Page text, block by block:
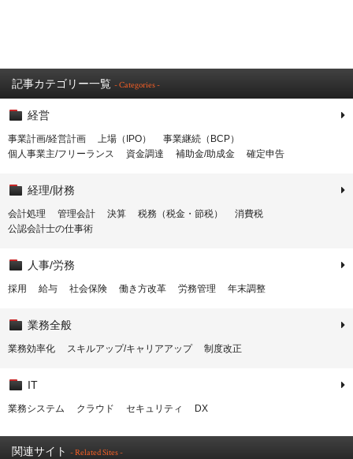
記事カテゴリー一覧 - Categories -
経営
事業計画/経営計画 上場（IPO）
事業継続（BCP）
個人事業主/フリーランス
資金調達 補助金/助成金 確定申告
経理/財務
会計処理 管理会計 決算 税務（税金・節税）
消費税
公認会計士の仕事術
人事/労務
採用 給与 社会保険 働き方改革 労務管理 年末調整
業務全般
業務効率化 スキルアップ/キャリアアップ 制度改正
IT
業務システム クラウド セキュリティ DX
関連サイト - Related Sites -